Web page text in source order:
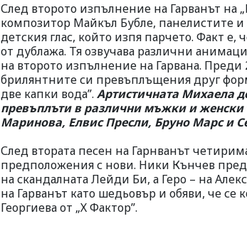
След второто изпълнение на Гарванът на
композитор Майкъл Бубле, панелистите
детския глас, който изпя парчето. Факт
от дублажа. Тя озвучава различни
на второто изпълнение на Гарвана.
брилянтните си превъплъщения друг
две капки вода”. Артистичната Михаела
превъплъти в различни мъжки и
Маринова, Елвис Пресли, Бруно Марс и
След втората песен на Гарнванът
предположения с нови. Ники Кънчев
на скандалната Лейди Би, а Геро – на
на Гарванът като шедьовър и обяви, че
Георгиева от „Х Фактор”.